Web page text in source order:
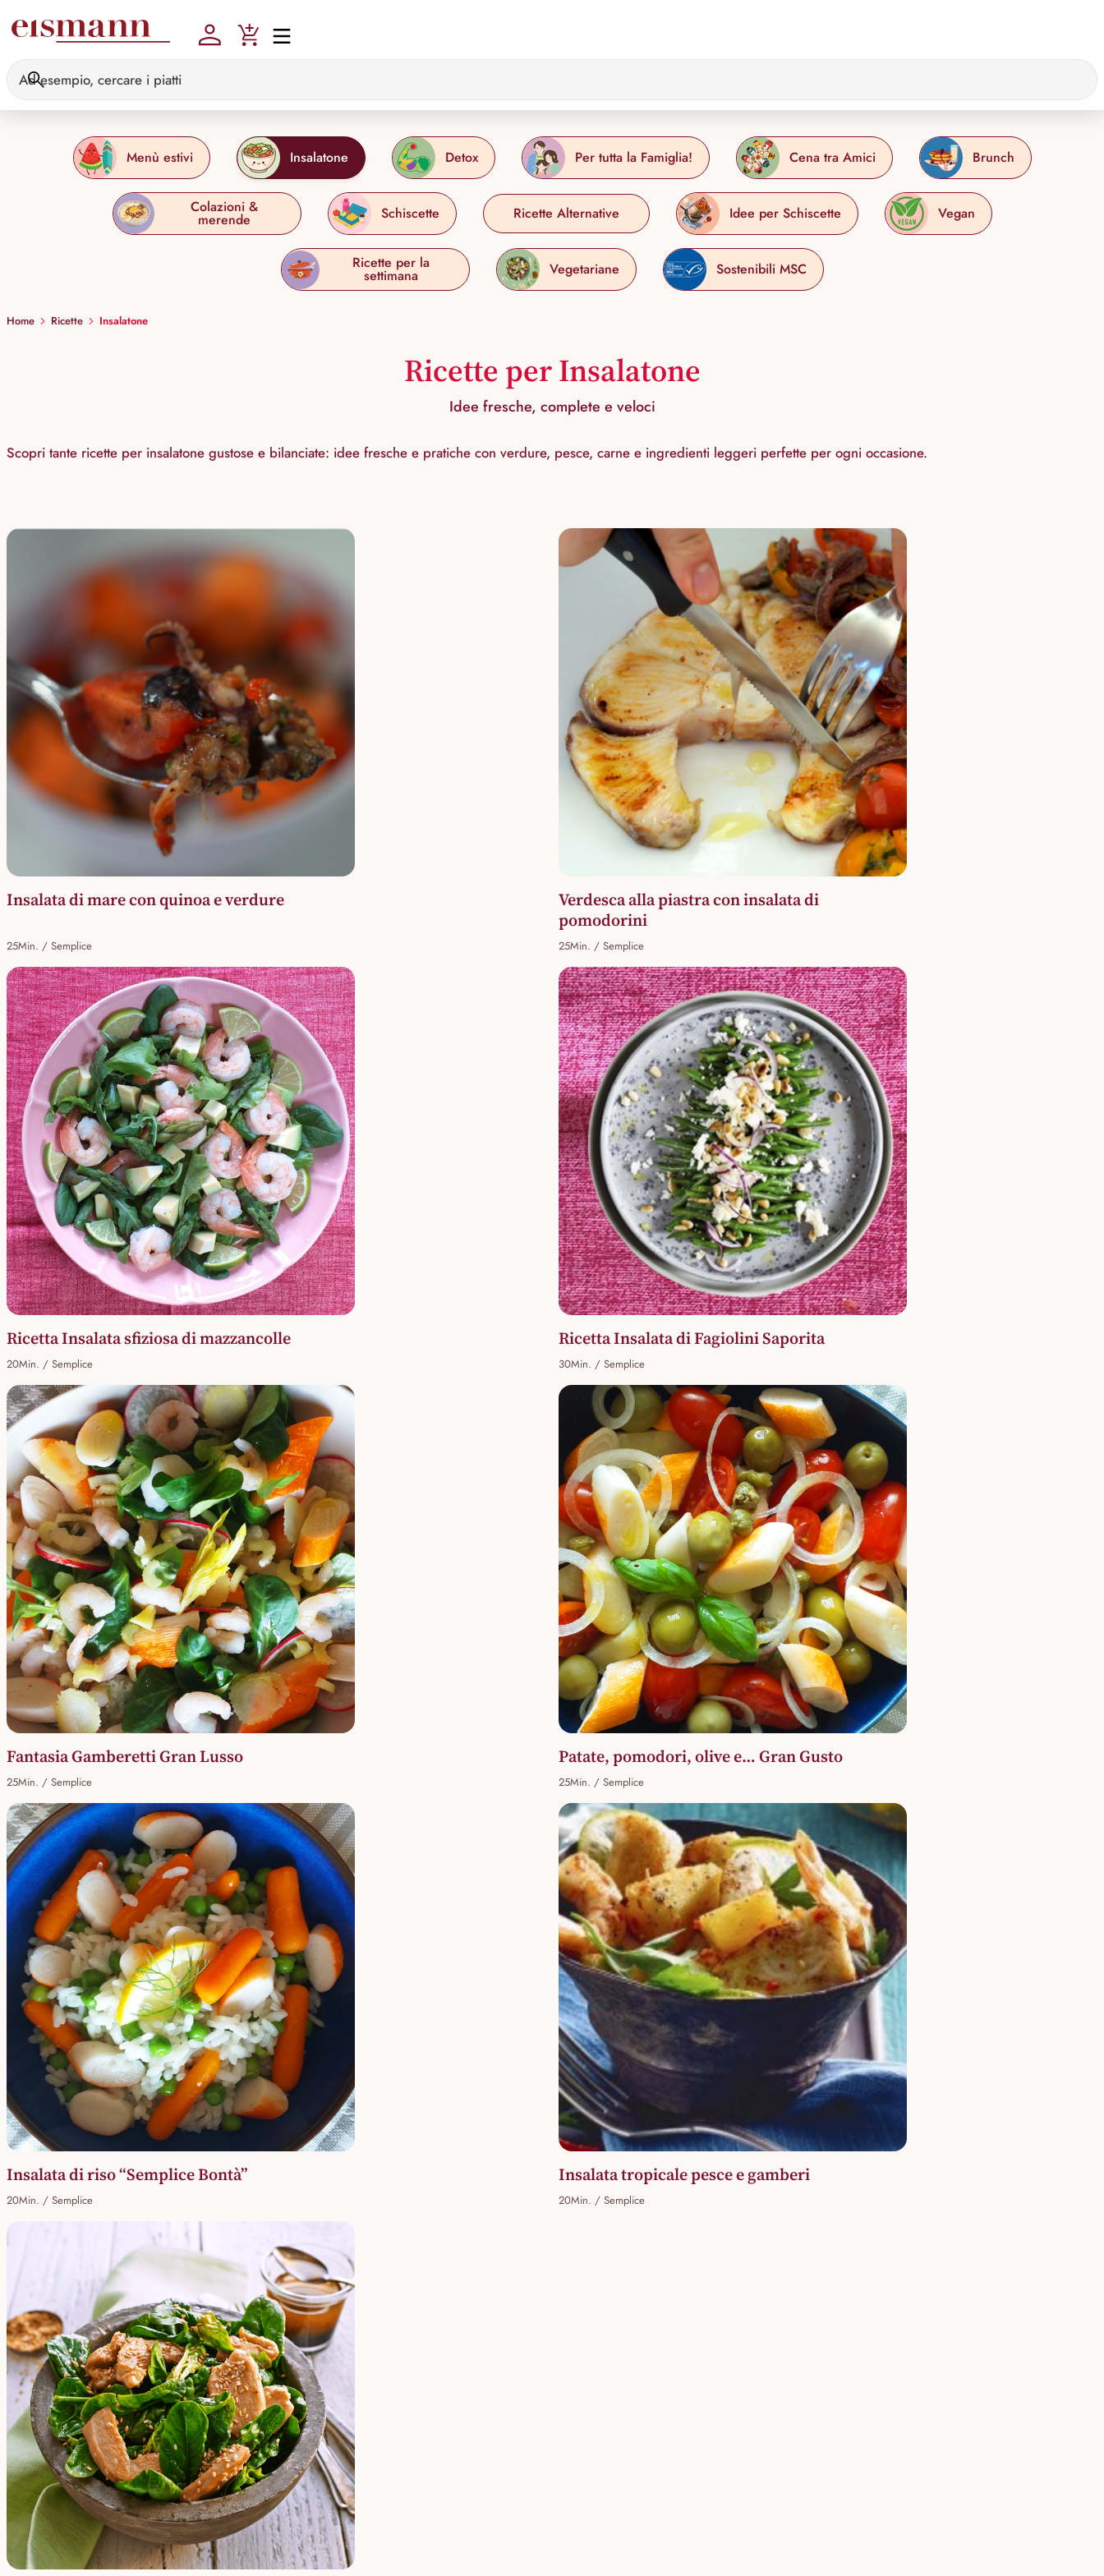
Menù estivi Insalatone Detox Per tutta la Famiglia! Cena tra Amici Brunch
Colazioni &
merende Schiscette Ricette Alternative Idee per Schiscette Vegan
Ricette per la
settimana Vegetariane Sostenibili MSC
Home Ricette Insalatone
Ricette per Insalatone
Idee fresche, complete e veloci
Scopri tante ricette per insalatone gustose e bilanciate: idee fresche e pratiche con verdure, pesce, carne e ingredienti leggeri perfette per ogni occasione.
Insalata di mare con quinoa e verdure
25Min. / Semplice
Verdesca alla piastra con insalata di
pomodorini
25Min. / Semplice
Ricetta Insalata sfiziosa di mazzancolle
20Min. / Semplice
Ricetta Insalata di Fagiolini Saporita
30Min. / Semplice
Fantasia Gamberetti Gran Lusso
25Min. / Semplice
Patate, pomodori, olive e… Gran Gusto
25Min. / Semplice
Insalata di riso “Semplice Bontà”
20Min. / Semplice
Insalata tropicale pesce e gamberi
20Min. / Semplice